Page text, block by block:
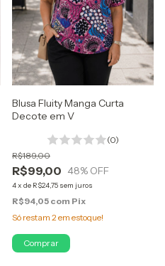
Blusa Fluity Manga Curta
Decote em V
(0)
R$99,00
R$189,00
48% OFF
4x de R$24,75 sem juros
R$94,05 com Pix
Só restam 2 em estoque!
Comprar